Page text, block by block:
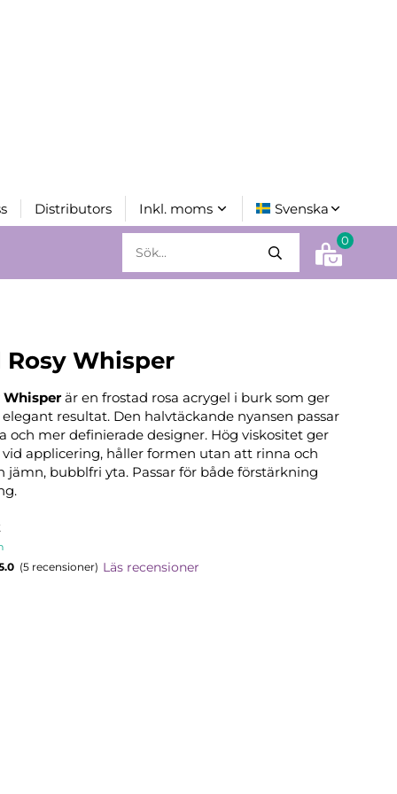
Distributors
0
Whisper
Whisperär en frostad rosa acrygel i burk som ger
resultat. Den halvtäckande nyansen passar
och mer definierade designer. Hög viskositet ger
applicering, håller formen utan att rinna och
jämn, bubblfri yta. Passar för både förstärkning
(5 recensioner) Läs recensioner